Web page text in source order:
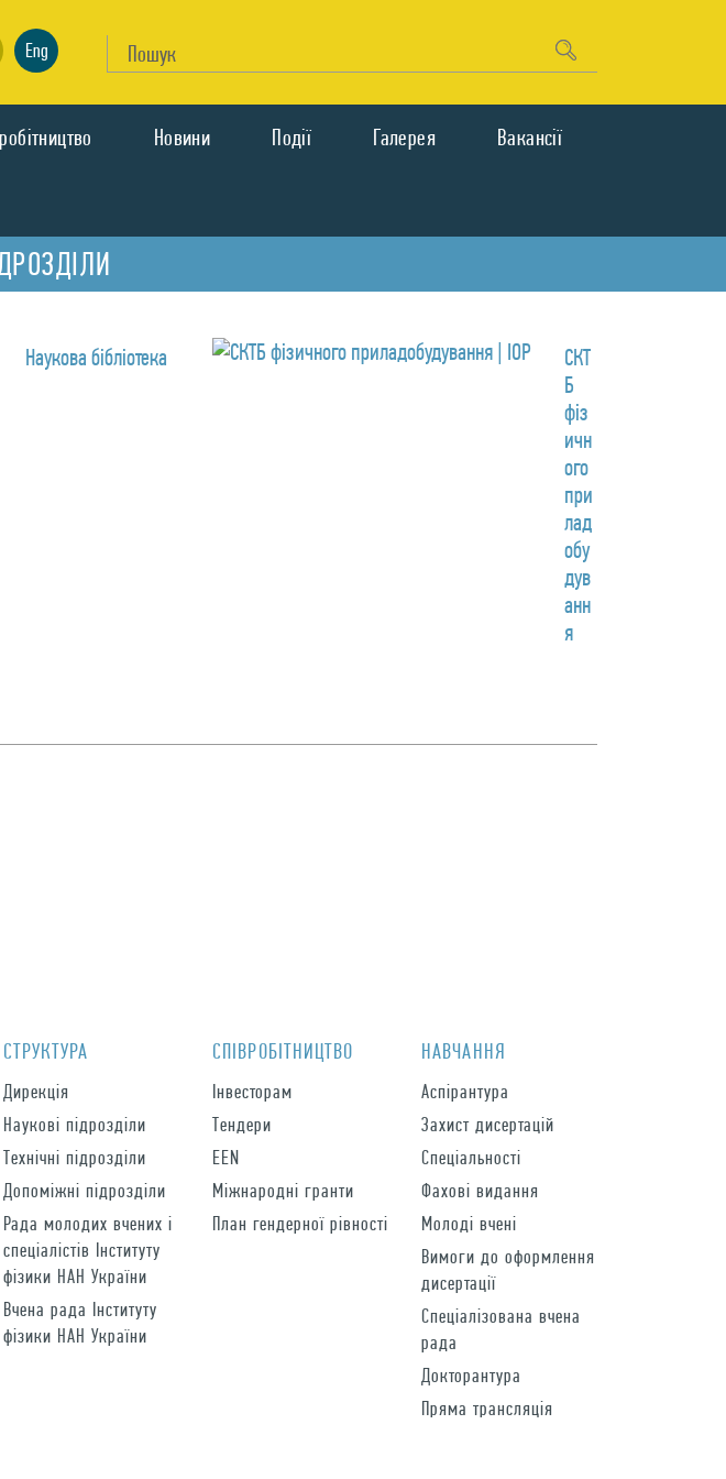
Eng
Новини Подiї Галерея Вакансії
Наукова бібліотека
СКТ
Б
фіз
ичн
ого
при
лад
обу
дув
анн
я
СТРУКТУРА
Дирекція
Наукові підрозділи
Технічні підрозділи
Допоміжні підрозділи
Рада молодих вчених і
спеціалістів Інституту
фізики НАН України
Вчена рада Інституту
фізики НАН України
СПIВРОБIТНИЦТВО
Інвесторам
Тендери
EEN
Міжнародні гранти
План гендерної рівності
НАВЧАННЯ
Аспірантура
Захист дисертацій
Спеціальності
Фахові видання
Молоді вчені
Вимоги до оформлення
дисертації
Спеціалізована вчена
рада
Докторантура
Пряма трансляція